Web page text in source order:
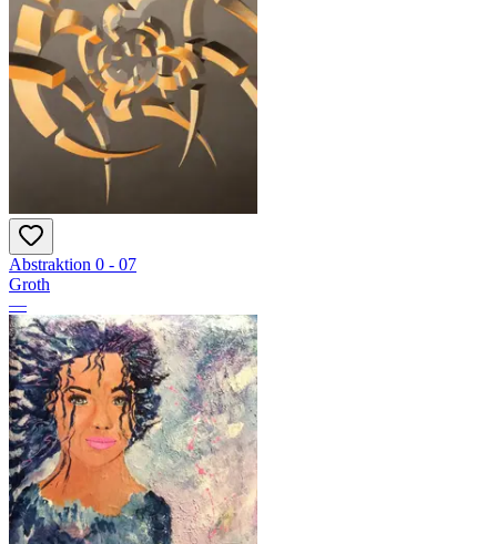
Abstraktion 0 - 07
Groth
—